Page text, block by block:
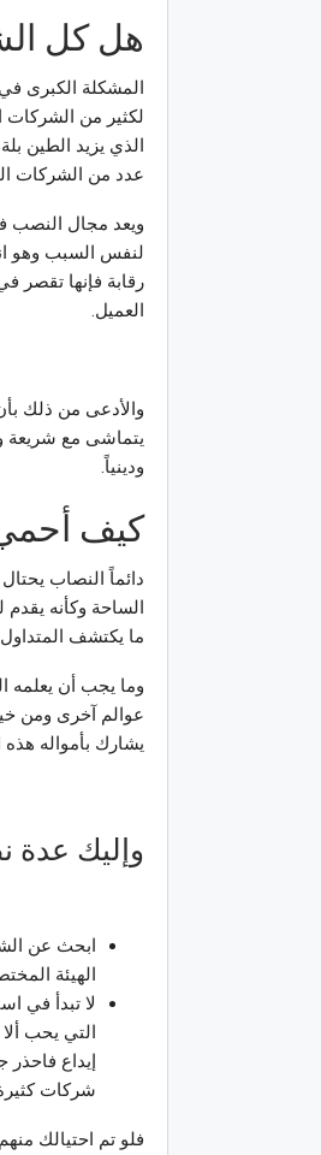
هل كل
المشكلة الكبرى
لكثير من الشركات
الذي يزيد الطين
عدد من الشركات
ويعد مجال النصب
لنفس السبب وهو
رقابة فإنها تقصر
العميل.
والأدعى من ذلك
يتماشى مع شريعة
ودينياً.
كيف
دائماً النصاب
الساحة وكأنه
ما يكتشف
عوالم آخرى ومن
يشارك بأمواله
وإليك عدة
ابحث عن
الهيئة
لا تبدأ في
التي يحب
إيداع فاحذر
شركات
فلو تم احتيالك